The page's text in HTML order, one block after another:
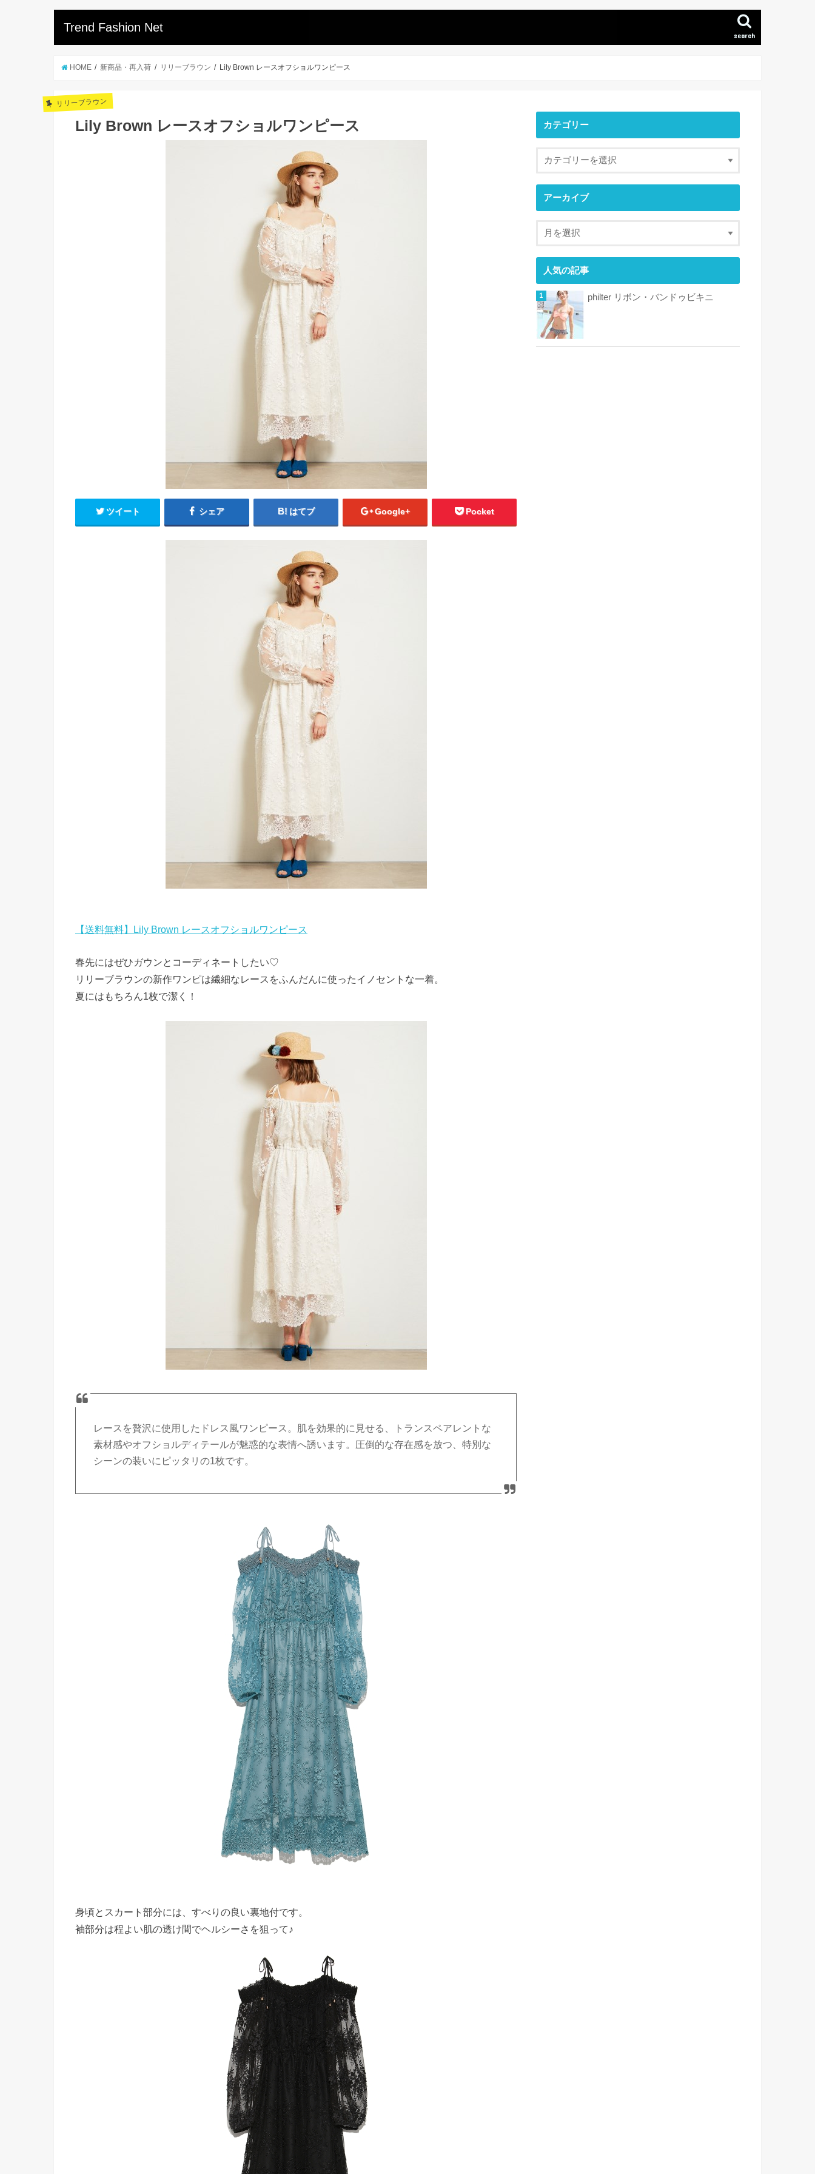
Trend Fashion Net
search
HOME 新商品・再入荷 リリーブラウン Lily Brown レースオフショルワンピース
リリーブラウン
Lily Brown レースオフショルワンピース
ツイート シェア はてブ Google+ Pocket
【送料無料】Lily Brown レースオフショルワンピース
春先にはぜひガウンとコーディネートしたい♡
リリーブラウンの新作ワンピは繊細なレースをふんだんに使ったイノセントな一着。
夏にはもちろん1枚で潔く！
レースを贅沢に使用したドレス風ワンピース。肌を効果的に見せる、トランスペアレントな
素材感やオフショルディテールが魅惑的な表情へ誘います。圧倒的な存在感を放つ、特別な
シーンの装いにピッタリの1枚です。
身頃とスカート部分には、すべりの良い裏地付です。
袖部分は程よい肌の透け間でヘルシーさを狙って♪
カテゴリー
アーカイブ
人気の記事
philter リボン・バンドゥビキニ